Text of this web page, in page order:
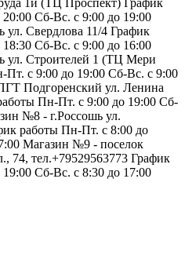
Сб-Вс. с 9:00 до 19:00
Свердлова 11/4 График
Сб-Вс. с 9:00 до 16:00
ул. Строителей 1 (ТЦ Мери
Пт. с 9:00 до 19:00 Сб-Вс. с 9:00
Подгоренский ул. Ленина
Пн-Пт. с 9:00 до 19:00 Сб-
№8 - г.Россошь ул.
работы Пн-Пт. с 8:00 до
Магазин №9 - поселок
74, тел.+79529563773 График
Сб-Вс. с 8:30 до 17:00